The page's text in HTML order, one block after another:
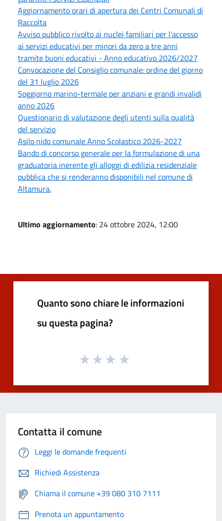
Aggiornamento orari di apertura dei Centri Comunali di
Raccolta
Avviso pubblico rivolto ai nuclei familiari per l'accesso
ai servizi educativi per minori da zero a tre anni
tramite buoni educativi - Anno educativo 2026/2027
Convocazione del Consiglio comunale: ordine del giorno
del 31 luglio 2026
Soggiorno marino-termale per anziani e grandi invalidi
anno 2026
Questionario di valutazione degli utenti sulla qualità
del servizio
Asilo nido comunale Anno Scolastico 2026-2027
Bando di concorso generale per la formulazione di una
graduatoria inerente gli alloggi di edilizia residenziale
pubblica che si renderanno disponibili nel comune di
Altamura.
Ultimo aggiornamento: 24 ottobre 2024, 12:00
Quanto sono chiare le informazioni
su questa pagina?
Contatta il comune
Leggi le domande frequenti
Richiedi Assistenza
Chiama il comune +39 080 310 7111
Prenota un appuntamento